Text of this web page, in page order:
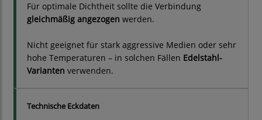
Für optimale Dichtheit sollte die Verbindung
gleichmäßig angezogen werden.
Nicht geeignet für stark aggressive Medien oder sehr
hohe Temperaturen – in solchen Fällen Edelstahl-
Varianten verwenden.
Technische Eckdaten